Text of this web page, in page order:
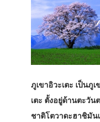
ภูเขาอิวะเตะ เป็นภู
เตะ ตั้งอยู่ด้านตะวัน
ชาติโตวาดะฮาชิมัน